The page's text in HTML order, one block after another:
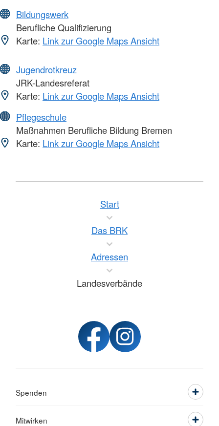
Bildungswerk
Berufliche Qualifizierung
Karte: Link zur Google Maps Ansicht
Jugendrotkreuz
JRK-Landesreferat
Karte: Link zur Google Maps Ansicht
Pflegeschule
Maßnahmen Berufliche Bildung Bremen
Karte: Link zur Google Maps Ansicht
Start
Das BRK
Adressen
Landesverbände
Spenden
Mitwirken